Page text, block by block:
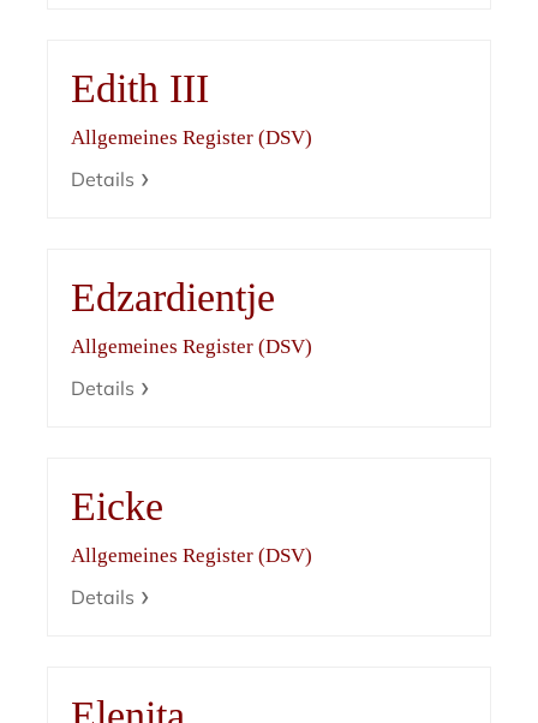
Edith III
Allgemeines Register (DSV)
Details
Edzardientje
Allgemeines Register (DSV)
Details
Eicke
Allgemeines Register (DSV)
Details